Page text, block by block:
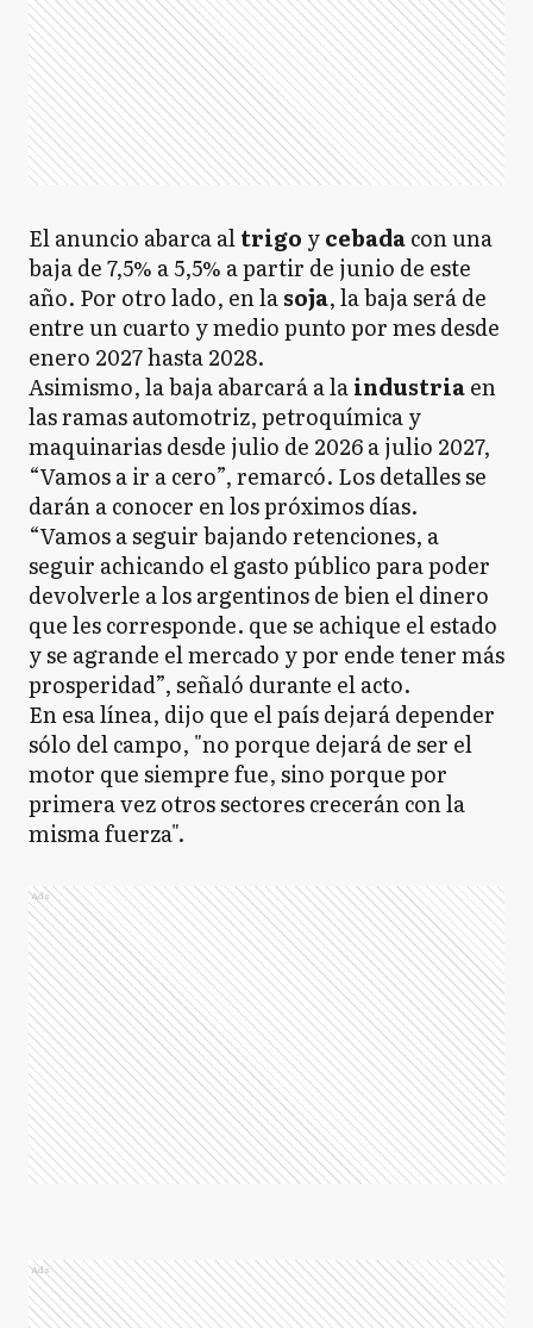
El anuncio abarca altrigo ycebadacon una
baja de 7,5% a 5,5% a partir de junio de este
año. Por otro lado, en lasoja, la baja será de
entre un cuarto y medio punto por mes desde
enero 2027 hasta 2028.
Asimismo, la baja abarcará a laindustriaen
las ramas automotriz, petroquímica y
maquinarias desde julio de 2026 a julio 2027,
“Vamos a ir a cero”, remarcó. Los detalles se
darán a conocer en los próximos días.
“Vamos a seguir bajando retenciones, a
seguir achicando el gasto público para poder
devolverle a los argentinos de bien el dinero
que les corresponde. que se achique el estado
y se agrande el mercado y por ende tener más
prosperidad”, señaló durante el acto.
En esa línea, dijo que el país dejará depender
sólo del campo, "no porque dejará de ser el
motor que siempre fue, sino porque por
primera vez otros sectores crecerán con la
misma fuerza".
Ads
Ads